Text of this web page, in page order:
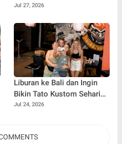
Kalimaya Banten
dan Internasional
Jul 27, 2026
Liburan ke Bali dan Ingin
Bikin Tato Kustom Sehari
Jadi? Ini Panduannya
Jul 24, 2026